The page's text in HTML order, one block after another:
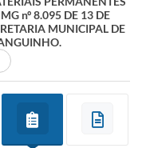
nº 8.095 DE 13 DE
MUNICIPAL DE